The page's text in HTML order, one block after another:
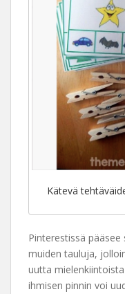
Kätevä
Pinterestissä
muiden tauluja,
uutta
ihmisen pinnin voi